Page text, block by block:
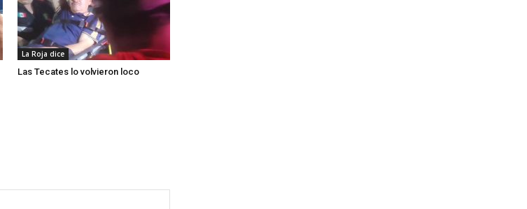
La Roja dice
Las Tecates lo volvieron loco